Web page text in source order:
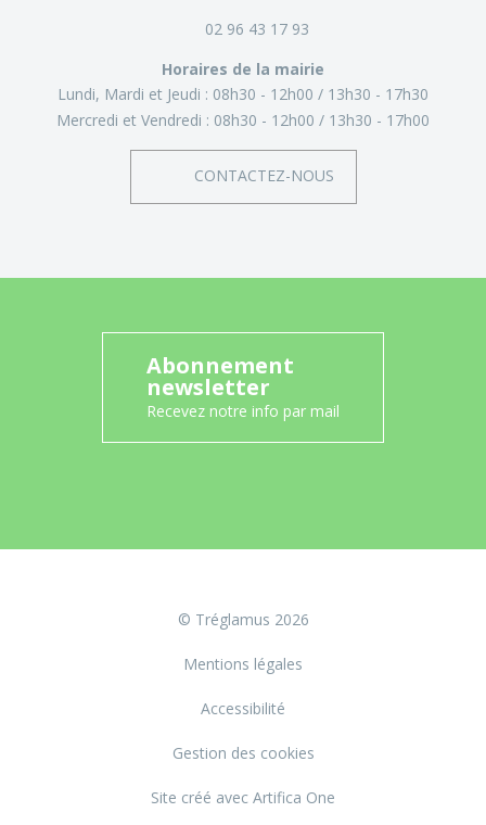
02 96 43 17 93
Horaires de la mairie
Lundi, Mardi et Jeudi : 08h30 - 12h00
13h30 - 17h30
Mercredi et Vendredi : 08h30 - 12h00 13h30 - 17h00
CONTACTEZ-NOUS
Abonnement
newsletter
Recevez notre info par mail
© Tréglamus 2026
Mentions légales
Accessibilité
Gestion des cookies
Site créé avec Artifica One